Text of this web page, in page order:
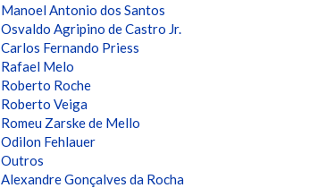
Manoel Antonio dos Santos
Osvaldo Agripino de Castro Jr.
Carlos Fernando Priess
Rafael Melo
Roberto Roche
Roberto Veiga
Romeu Zarske de Mello
Odilon Fehlauer
Outros
Alexandre Gonçalves da Rocha